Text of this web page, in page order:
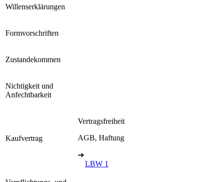
Willenserklärungen
Formvorschriften
Zustandekommen
Nichtigkeit und
Anfechtbarkeit
Kaufvertrag
Vertragsfreiheit
AGB, Haftung
➔
LBW 1